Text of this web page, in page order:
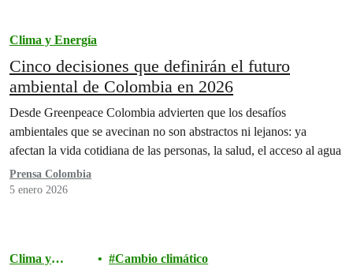
Clima y Energía
Cinco decisiones que definirán el futuro
ambiental de Colombia en 2026
Desde Greenpeace Colombia advierten que los desafíos
ambientales que se avecinan no son abstractos ni lejanos: ya
afectan la vida cotidiana de las personas, la salud, el acceso al agua
Prensa Colombia
5 enero 2026
Clima y
Cambio climático